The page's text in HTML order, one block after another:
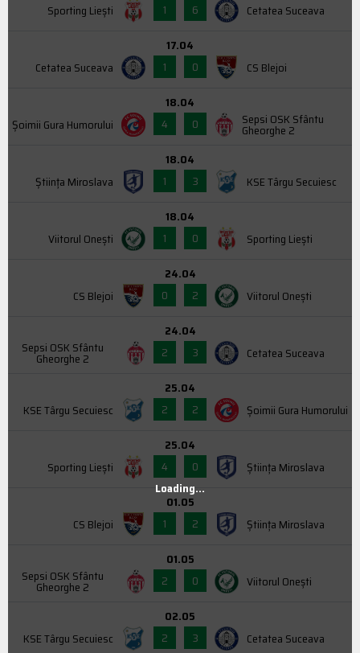
Sporting Liești
1
6 Cetatea Suceava
Cetatea Suceava
17.04
1
0 CS Blejoi
Şoimii Gura Humorului
18.04
4
0 Sepsi OSK Sfântu
Gheorghe 2
Știința Miroslava
18.04
1
3 KSE Târgu Secuiesc
Viitorul Onești
18.04
1
0 Sporting Liești
CS Blejoi
24.04
0
2 Viitorul Onești
Sepsi OSK Sfântu
Gheorghe 2
24.04
2
3 Cetatea Suceava
KSE Târgu Secuiesc
25.04
2
2 Şoimii Gura Humorului
Sporting Liești
25.04
4
0 Știința Miroslava
CS Blejoi
01.05
1
2 Știința Miroslava
Sepsi OSK Sfântu
Gheorghe 2
01.05
2
0 Viitorul Onești
KSE Târgu Secuiesc
02.05
2
3 Cetatea Suceava
Loading...